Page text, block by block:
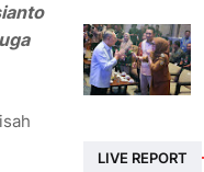
LIVE REPORT